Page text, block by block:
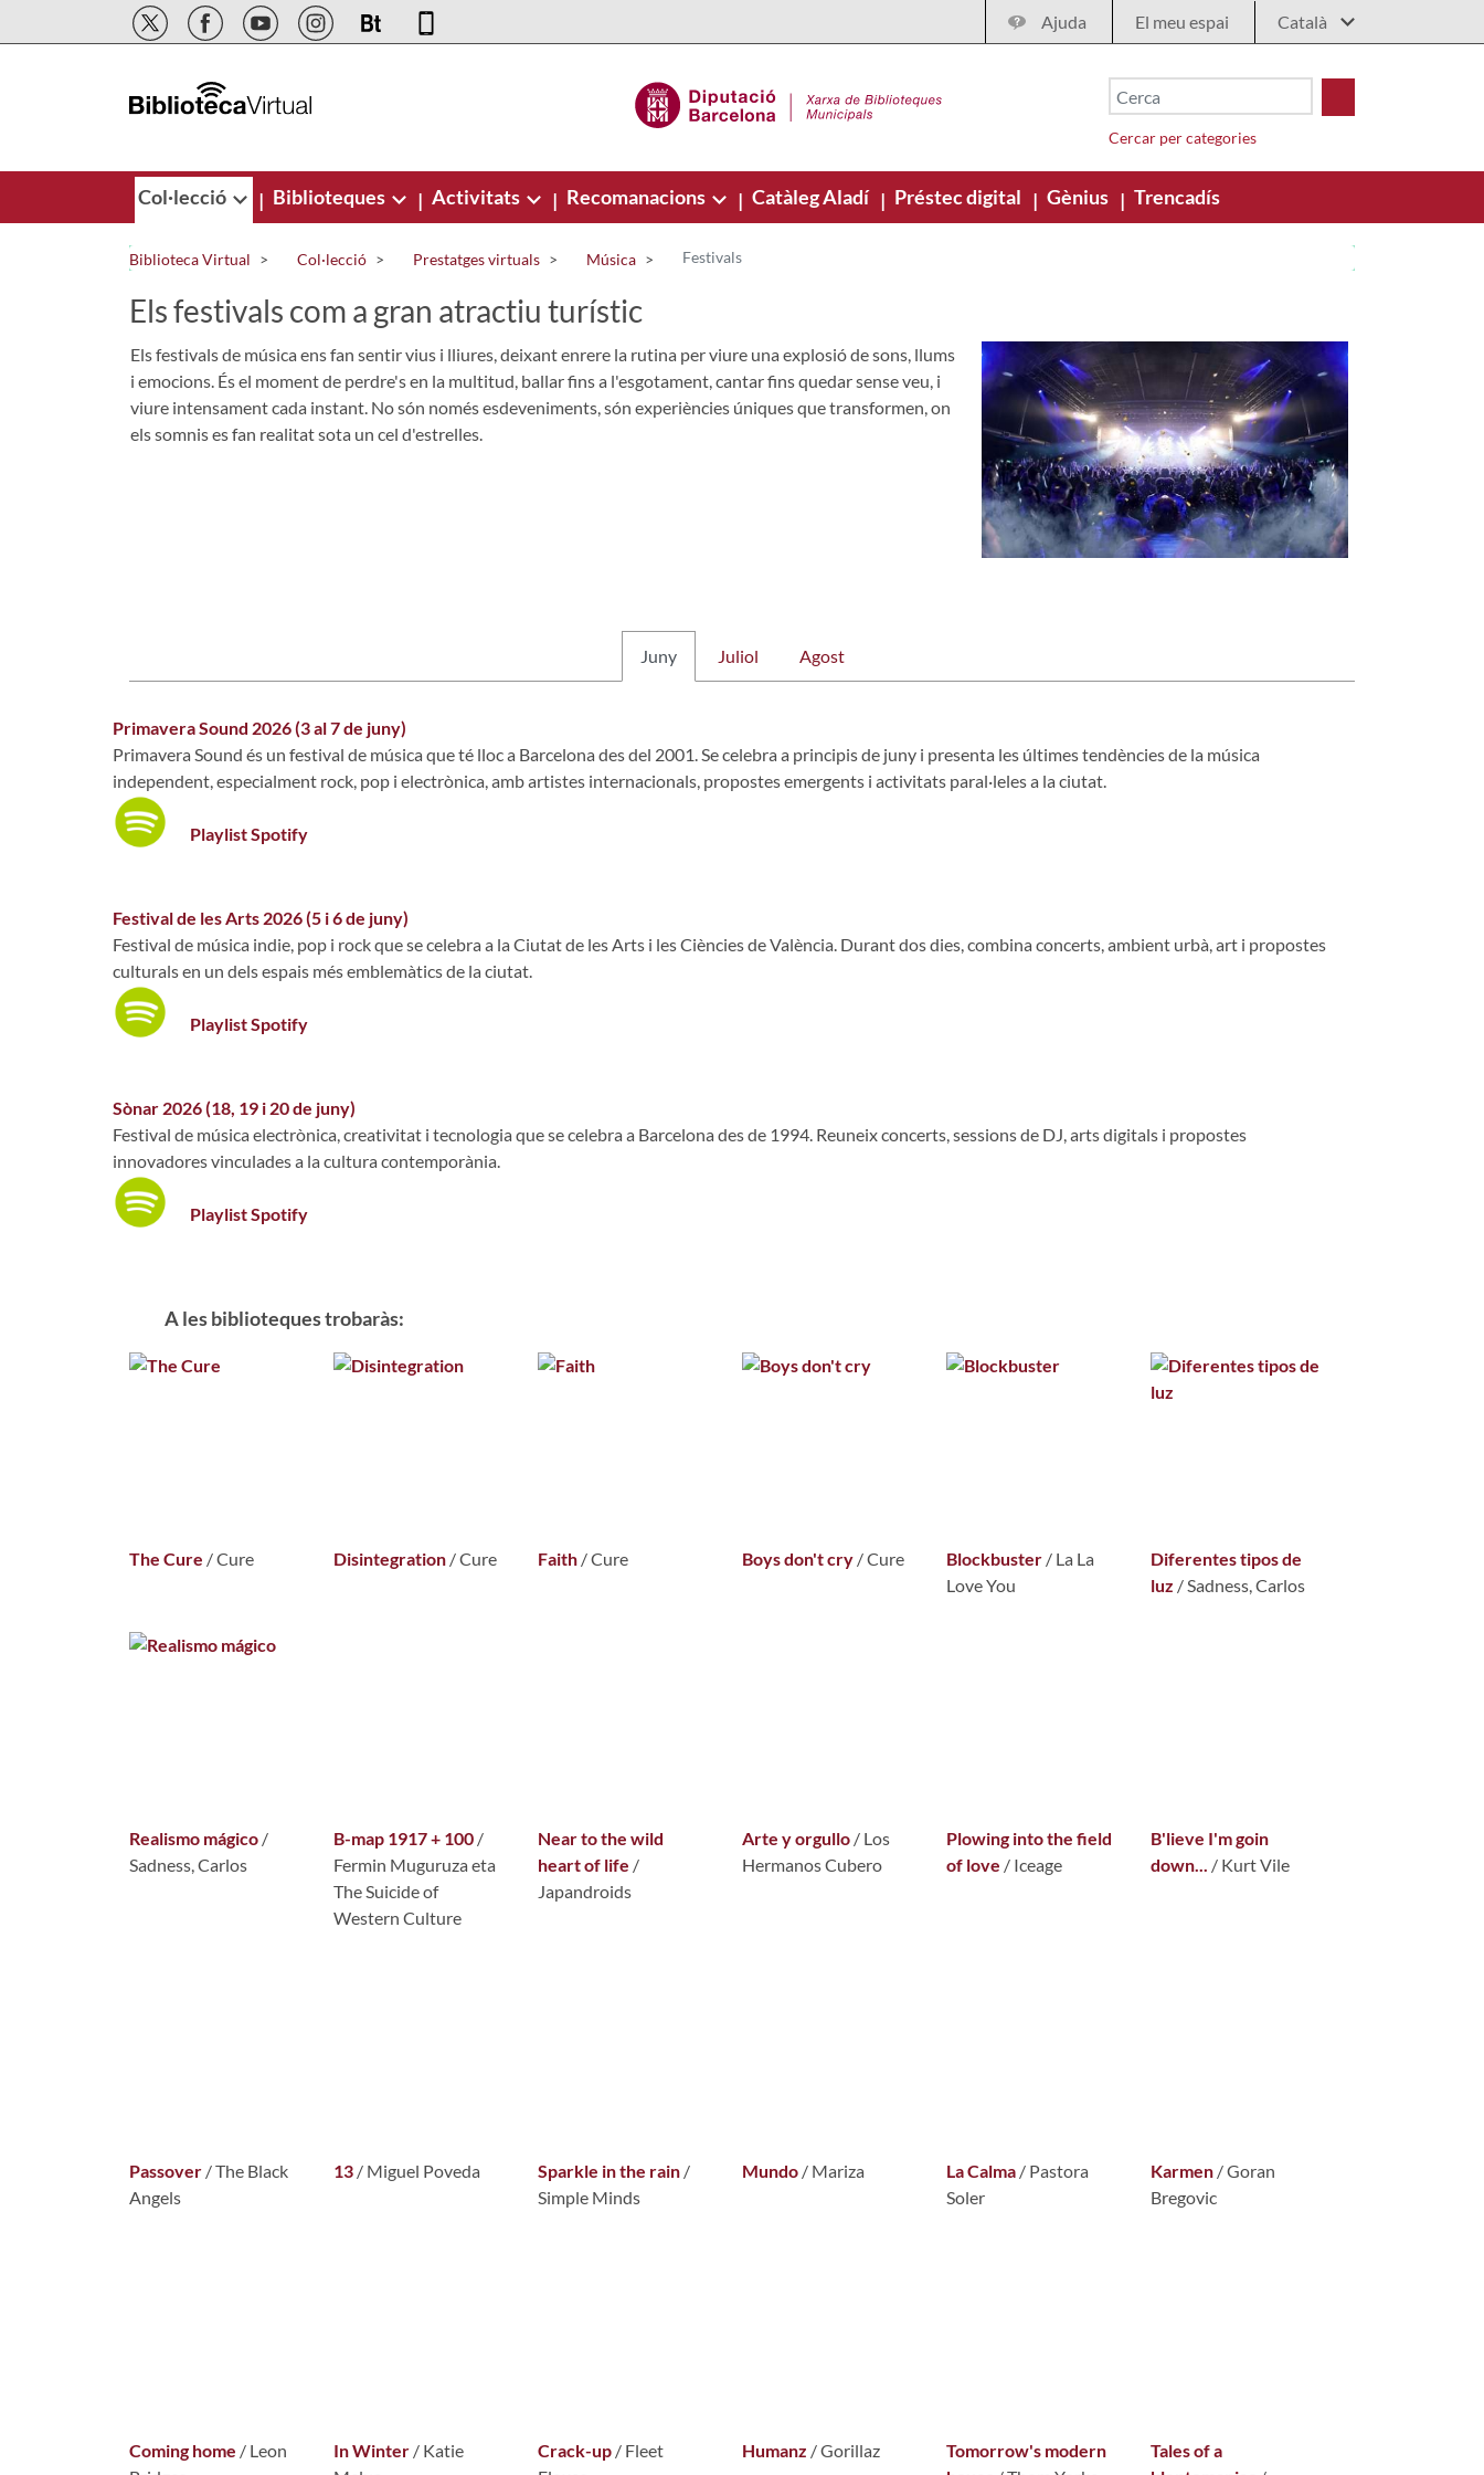
Salta al contingut principal Ajuda El meu espai
Cercar per categories
Col·lecció | Biblioteques | Activitats | Recomanacions | Catàleg Aladí | Préstec digital | Gènius | Trencadís
Biblioteca Virtual Col·lecció Prestatges virtuals Música Festivals
Els festivals com a gran atractiu turístic
Els festivals de música ens fan sentir vius i lliures, deixant enrere la rutina per viure una explosió de sons, llums
i emocions. És el moment de perdre's en la multitud, ballar fins a l'esgotament, cantar fins quedar sense veu, i
viure intensament cada instant. No són només esdeveniments, són experiències úniques que transformen, on
els somnis es fan realitat sota un cel d'estrelles.
Juny Juliol Agost
Primavera Sound 2026 (3 al 7 de juny)
Primavera Sound és un festival de música que té lloc a Barcelona des del 2001. Se celebra a principis de juny i presenta les últimes tendències de la música
independent, especialment rock, pop i electrònica, amb artistes internacionals, propostes emergents i activitats paral·leles a la ciutat.
Playlist Spotify
Festival de les Arts 2026 (5 i 6 de juny)
Festival de música indie, pop i rock que se celebra a la Ciutat de les Arts i les Ciències de València. Durant dos dies, combina concerts, ambient urbà, art i propostes
culturals en un dels espais més emblemàtics de la ciutat.
Playlist Spotify
Sònar 2026 (18, 19 i 20 de juny)
Festival de música electrònica, creativitat i tecnologia que se celebra a Barcelona des de 1994. Reuneix concerts, sessions de DJ, arts digitals i propostes
innovadores vinculades a la cultura contemporània.
Playlist Spotify
A les biblioteques trobaràs:
The Cure /Cure Disintegration /Cure Faith /Cure Boys don't cry /Cure Blockbuster / La La
Love You
Diferentes tipos de
luz /Sadness, Carlos
Realismo mágico /
Sadness, Carlos
B-map 1917 + 100 /
Fermin Muguruza eta
The Suicide of
Western Culture
Near to the wild
heart of life /
Japandroids
Arte y orgullo / Los
Hermanos Cubero
Plowing into the field
of love / Iceage
B'lieve I'm goin
down... / Kurt Vile
Passover / The Black
Angels
13 / Miguel Poveda Sparkle in the rain /
Simple Minds
Mundo / Mariza La Calma / Pastora
Soler
Karmen / Goran
Bregovic
Coming home / Leon
In Winter / Katie
Crack-up / Fleet
Humanz / Gorillaz
Tomorrow's modern
Tales of a